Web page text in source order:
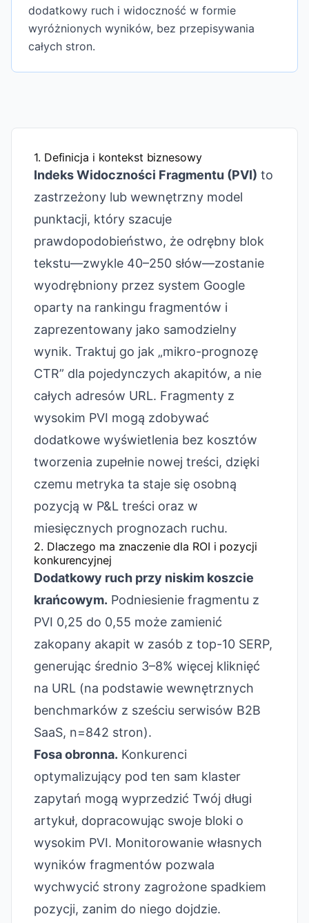
dodatkowy ruch i widoczność w formie
wyróżnionych wyników, bez przepisywania
całych stron.
1. Definicja i kontekst biznesowy
Indeks Widoczności Fragmentu (PVI) to
zastrzeżony lub wewnętrzny model
punktacji, który szacuje
prawdopodobieństwo, że odrębny blok
tekstu—zwykle 40–250 słów—zostanie
wyodrębniony przez system Google
oparty na rankingu fragmentów i
zaprezentowany jako samodzielny
wynik. Traktuj go jak „mikro-prognozę
CTR” dla pojedynczych akapitów, a nie
całych adresów URL. Fragmenty z
wysokim PVI mogą zdobywać
dodatkowe wyświetlenia bez kosztów
tworzenia zupełnie nowej treści, dzięki
czemu metryka ta staje się osobną
pozycją w P&L treści oraz w
miesięcznych prognozach ruchu.
2. Dlaczego ma znaczenie dla ROI i pozycji
konkurencyjnej
Dodatkowy ruch przy niskim koszcie
krańcowym. Podniesienie fragmentu z
PVI 0,25 do 0,55 może zamienić
zakopany akapit w zasób z top-10 SERP,
generując średnio 3–8% więcej kliknięć
na URL (na podstawie wewnętrznych
benchmarków z sześciu serwisów B2B
SaaS, n=842 stron).
Fosa obronna. Konkurenci
optymalizujący pod ten sam klaster
zapytań mogą wyprzedzić Twój długi
artykuł, dopracowując swoje bloki o
wysokim PVI. Monitorowanie własnych
wyników fragmentów pozwala
wychwycić strony zagrożone spadkiem
pozycji, zanim do niego dojdzie.